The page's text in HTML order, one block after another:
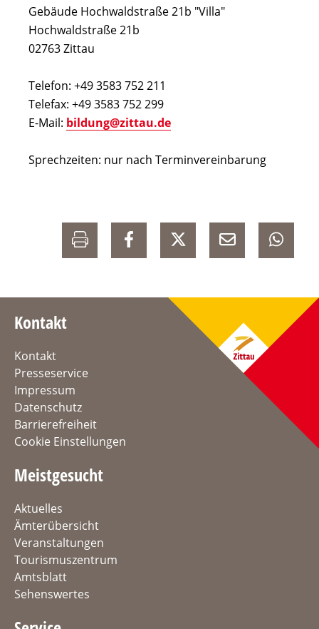
Gebäude Hochwaldstraße 21b "Villa"
Hochwaldstraße 21b
02763 Zittau
Telefon: +49 3583 752 211
Telefax: +49 3583 752 299
E-Mail: bildung@zittau.de
Sprechzeiten: nur nach Terminvereinbarung
Kontakt
Kontakt
Presseservice
Impressum
Datenschutz
Barrierefreiheit
Cookie Einstellungen
Meistgesucht
Aktuelles
Ämterübersicht
Veranstaltungen
Tourismuszentrum
Amtsblatt
Sehenswertes